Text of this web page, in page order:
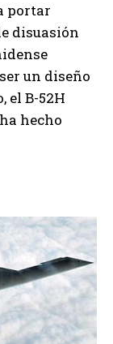
portar
disuasión
un diseño
el B-52H
hecho